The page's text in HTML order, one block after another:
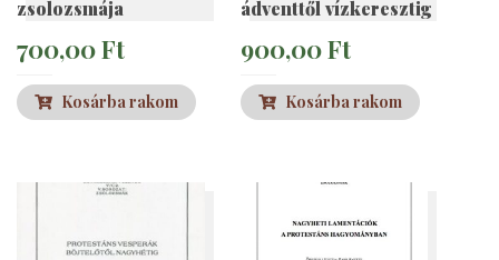
zsolozsmája
700,00Ft
Kosárba rakom
ádventtől vízkeresztig
900,00Ft
Kosárba rakom